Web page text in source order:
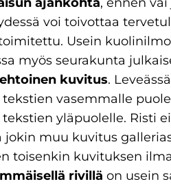
voi toivottaa
Usein
myös seurakunta
kuvitus.
vasemmalle
yläpuolelle. Risti
jokin muu kuvitus
toisenkin kuvituksen
rivillä on usein